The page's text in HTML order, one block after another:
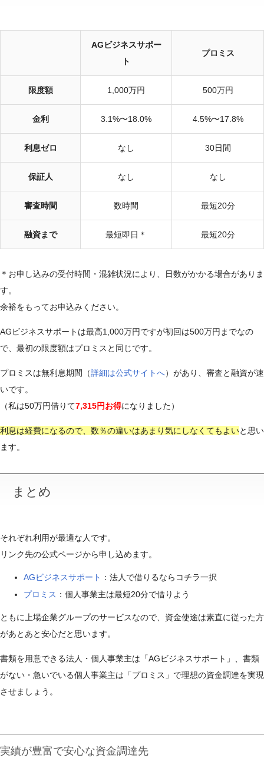
AGビジネスサポー
ト
プロミス
限度額 1,000万円 500万円
金利 3.1%〜18.0% 4.5%〜17.8%
利息ゼロ なし 30日間
保証人 なし なし
審査時間 数時間 最短20分
融資まで 最短即日＊ 最短20分
＊お申し込みの受付時間・混雑状況により、日数がかかる場合がありま
す。
余裕をもってお申込みください。
AGビジネスサポートは最高1,000万円ですが初回は500万円までなの
で、最初の限度額はプロミスと同じです。
プロミスは無利息期間（詳細は公式サイトへ）があり、審査と融資が速
いです。
（私は50万円借りて7,315円お得になりました）
利息は経費になるので、数％の違いはあまり気にしなくてもよいと思い
ます。
まとめ
それぞれ利用が最適な人です。
リンク先の公式ページから申し込めます。
AGビジネスサポート ：法人で借りるならコチラ一択
プロミス ：個人事業主は最短20分で借りよう
ともに上場企業グループのサービスなので、資金使途は素直に従った方
があとあと安心だと思います。
書類を用意できる法人・個人事業主は「AGビジネスサポート」、書類
がない・急いでいる個人事業主は「プロミス」で理想の資金調達を実現
させましょう。
実績が豊富で安心な資金調達先